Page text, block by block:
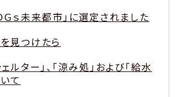
Ｇｓ未来都市」に選定されました
見つけたら
ルター」、「涼み処」および「給水
て